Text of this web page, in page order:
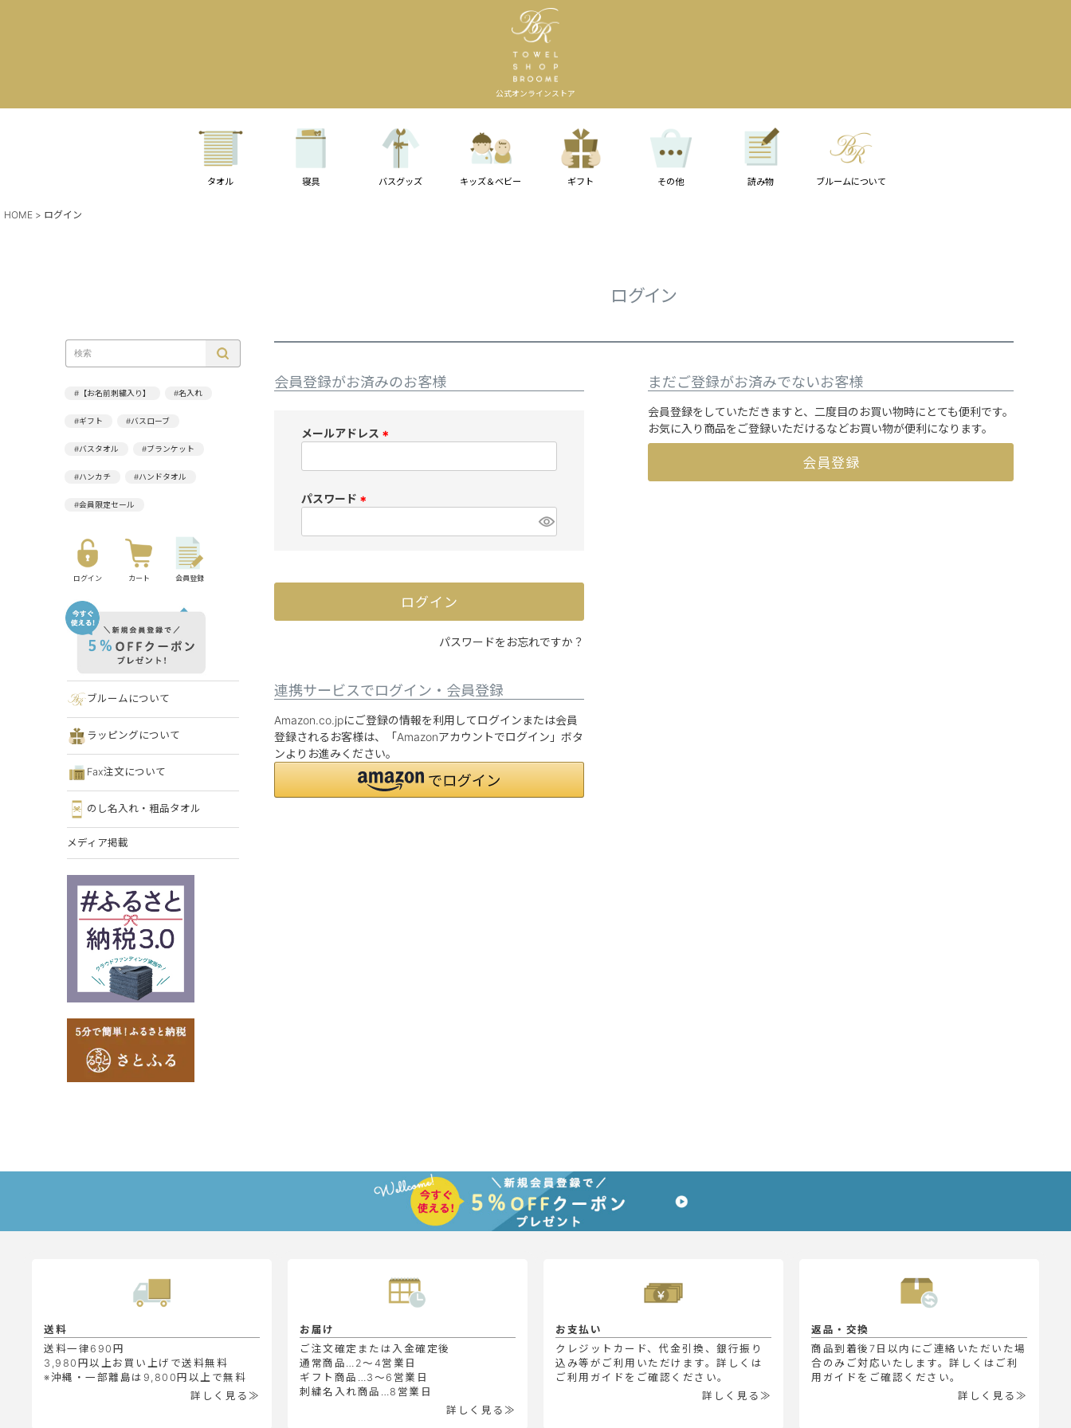
公式オンラインストア
タオル 寝具 バスグッズ キッズ＆ベビー ギフト その他 読み物 ブルームについて
HOME ログイン
#【お名前刺繍入り】 #名入れ
#ギフト #バスローブ
#バスタオル #ブランケット
#ハンカチ #ハンドタオル
#会員限定セール
ログイン カート 会員登録
ブルームについて
ラッピングについて
Fax注文について
のし名入れ・粗品タオル
メディア掲載
ログイン
会員登録がお済みのお客様
メールアドレス
必
)
パスワード
必
ログイン
パスワードをお忘れですか？
連携サービスでログイン・会員登録
Amazon.co.jpにご登録の情報を利用してログインまたは会員
登録されるお客様は、「Amazonアカウントでログイン」ボタ
ンよりお進みください。
まだご登録がお済みでないお客様
会員登録をしていただきますと、二度目のお買い物時にとても便利です。
お気に入り商品をご登録いただけるなどお買い物が便利になります。
会員登録
送料
送料一律690円
3,980円以上お買い上げで送料無料
※沖縄・一部離島は9,800円以上で無料
詳しく見る≫
お届け
ご注文確定または入金確定後
通常商品…2～4営業日
ギフト商品…3～6営業日
刺繍名入れ商品…8営業日
詳しく見る≫
お支払い
クレジットカード、代金引換、銀行振り
込み等がご利用いただけます。詳しくは
ご利用ガイドをご確認ください。
詳しく見る≫
返品・交換
商品到着後7日以内にご連絡いただいた場
合のみご対応いたします。詳しくはご利
用ガイドをご確認ください。
詳しく見る≫